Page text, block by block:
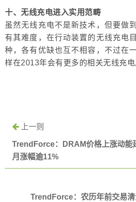
十、无线充电进入实用范畴
虽然无线充电不是新技术，但要做
有其难度，在行动装置的无线充电
种，各有优缺也互不相容，不过在
样在2013年会有更多的相关无线充电
上一则
TrendForce：DRAM价格上涨动能
月涨幅逾11%
TrendForce：农历年前交易